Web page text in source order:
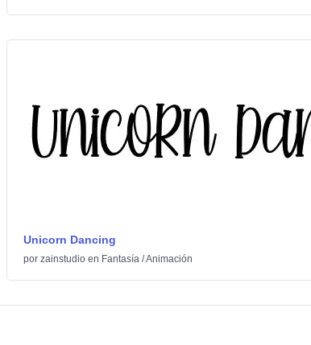
Unicorn Dancing
por zainstudioen Fantasía/Animación